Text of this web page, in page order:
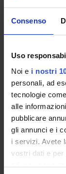
Consenso
Uso
Noi e i nostri
personali, ad
tecnologie
alle
pubblicare
gli annunci e i
i servizi. Avete
vostri dati e
privacy sono
Giuseppe
Associate
Veronica
Salvatore
Associate
Roberto Salvia
Full Professor
Erica Secchettin
Temporary